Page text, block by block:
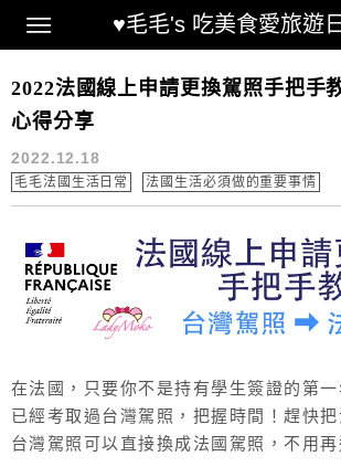
♥毛毛's 吃美食愛旅遊
Main Menu
法國換駕照怎麼弄
2022法國線上申請更換駕照手把手
心得分享
2022.12.18
毛毛法國生活日常 法國生活必須做的重要事情
在法國，只要你不是持有學生簽證的第
已經考取過台灣駕照，把握時間！趕快把
台灣駕照可以直接換成法國駕照，不用再